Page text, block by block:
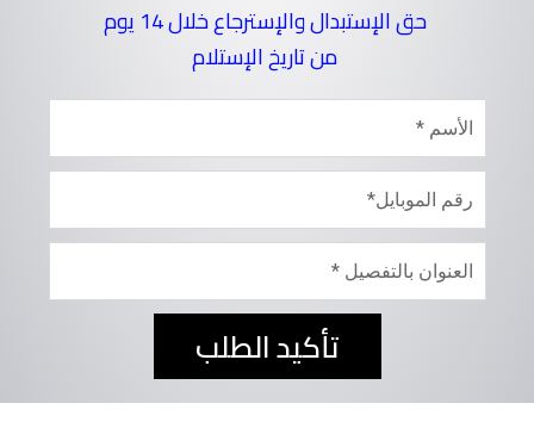
حق الإستبدال والإسترجاع خلال 14 يوم
تأكيد الطلب